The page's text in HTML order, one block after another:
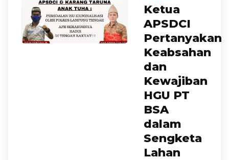
Ketua
APSDCI
Pertanyakan
Keabsahan
dan
Kewajiban
HGU PT
BSA
dalam
Sengketa
Lahan